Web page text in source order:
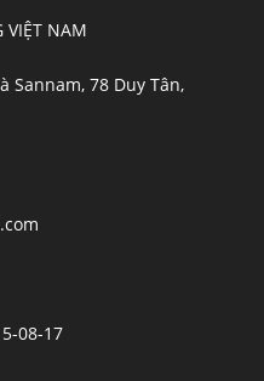
VIỆT NAM
Sannam, 78 Duy Tân,
08-17